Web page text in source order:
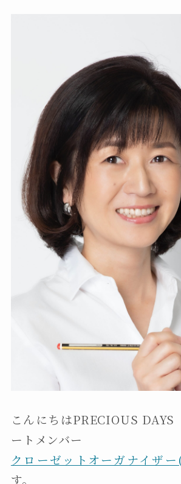
こんにちはPRECIOUS
ートメンバー
クローゼットオーガナイザ
す。